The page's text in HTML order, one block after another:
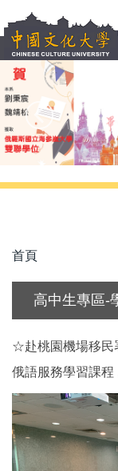
到
主
要
內
容
區
首頁
高中生專區-
☆赴桃園機場移民
俄語服務學習課程